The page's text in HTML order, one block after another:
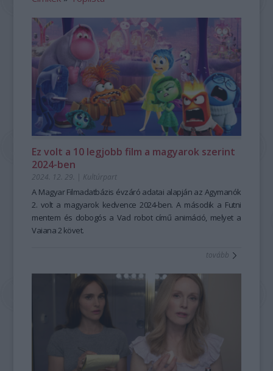
Ez volt a 10 legjobb film a magyarok szerint
2024-ben
2024. 12. 29. | Kultúrpart
A Magyar Filmadatbázis évzáró adatai alapján az Agymanók
2. volt a magyarok kedvence 2024-ben. A második a Futni
mentem és dobogós a Vad robotcímű animáció, melyet a
Vaiana 2 követ.
tovább